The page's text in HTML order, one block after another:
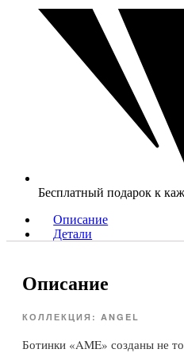
Бесплатный подарок к
Описание
Детали
Описание
КОЛЛЕКЦИЯ: ANGEL
Ботинки «AME» созданы не